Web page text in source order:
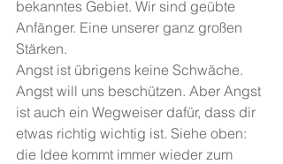
bekanntes Gebiet. Wir sind geübte
Anfänger. Eine unserer ganz großen
Stärken.
Angst ist übrigens keine Schwäche.
Angst will uns beschützen. Aber Angst
ist auch ein Wegweiser dafür, dass dir
etwas richtig wichtig ist. Siehe oben:
die Idee kommt immer wieder zum